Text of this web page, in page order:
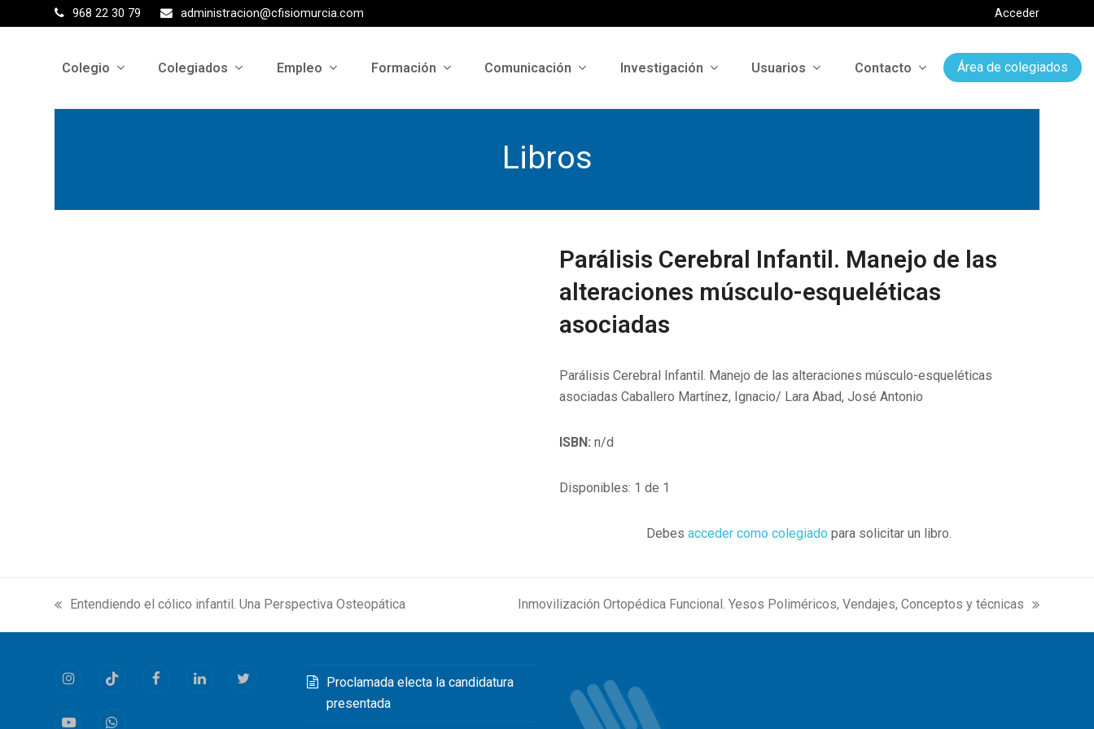
968 22 30 79 administracion@cfisiomurcia.com Acceder
Colegio Colegiados Empleo Formación Comunicación Investigación Usuarios Contacto Área de colegiados
Libros
Parálisis Cerebral Infantil. Manejo de las
alteraciones músculo-esqueléticas
asociadas
Parálisis Cerebral Infantil. Manejo de las alteraciones músculo-esqueléticas
asociadas Caballero Martínez, Ignacio/ Lara Abad, José Antonio
ISBN: n/d
Disponibles: 1 de 1
Debesacceder como colegiado para solicitar un libro.
previous
post:
Entendiendo el cólico infantil. Una Perspectiva Osteopática
next
post:
Inmovilización Ortopédica Funcional. Yesos Poliméricos, Vendajes, Conceptos y técnicas
InstagramTiktok FacebookLinkedInTwitter
Proclamada electa la candidatura
presentada